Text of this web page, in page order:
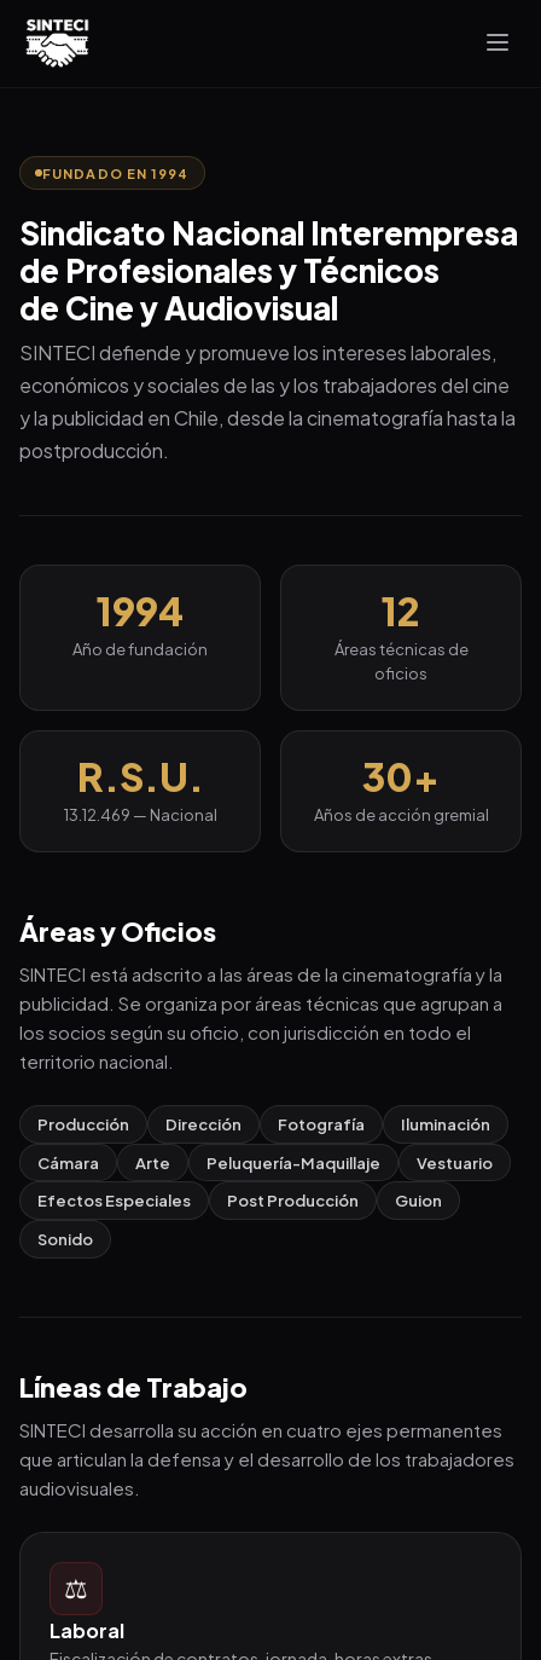
FUNDADO EN 1994
Sindicato Nacional Interempresa
de Profesionales y Técnicos
de Cine y Audiovisual
SINTECI defiende y promueve los intereses laborales,
económicos y sociales de las y los trabajadores del cine
y la publicidad en Chile, desde la cinematografía hasta la
postproducción.
1994
Año de fundación
12
Áreas técnicas de
oficios
R.S.U.
13.12.469 — Nacional
30+
Años de acción gremial
Áreas y Oficios
SINTECI está adscrito a las áreas de la cinematografía y la
publicidad. Se organiza por áreas técnicas que agrupan a
los socios según su oficio, con jurisdicción en todo el
territorio nacional.
Producción Dirección Fotografía
Iluminación
Cámara
Arte Peluquería-Maquillaje
Vestuario
Efectos Especiales
Post Producción
Guion
Sonido
Líneas de Trabajo
SINTECI desarrolla su acción en cuatro ejes permanentes
que articulan la defensa y el desarrollo de los trabajadores
audiovisuales.
⚖️
Laboral